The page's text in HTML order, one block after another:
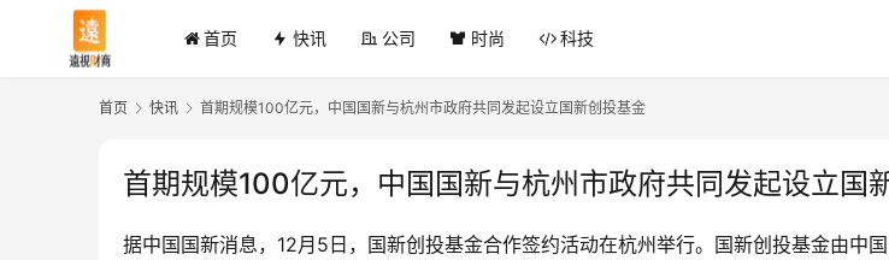
首页 快讯 公司 时尚 科技
首页 快讯 首期规模100亿元，中国国新与杭州市政府共同发起设立国新创投基金
首期规模100亿元，中国国新与杭州市政府共同发起设立国
据中国国新消息，12月5日，国新创投基金合作签约活动在杭州举行。国新创投基金由中